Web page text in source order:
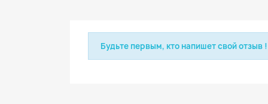
Будьте первым, кто напишет свой отзыв !